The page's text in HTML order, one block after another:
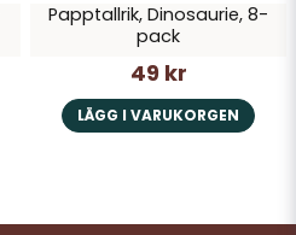
Papptallrik, Dinosaurie, 8-
pack
49 kr
LÄGG I VARUKORGEN